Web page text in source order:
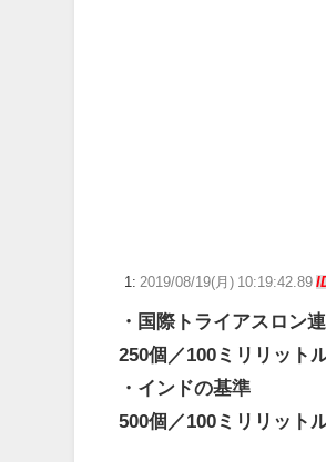
1: 2019/08/19(月) 10:19:42.89
・国際トライアスロン
250個／100ミリリット
・インドの基準
500個／100ミリリット